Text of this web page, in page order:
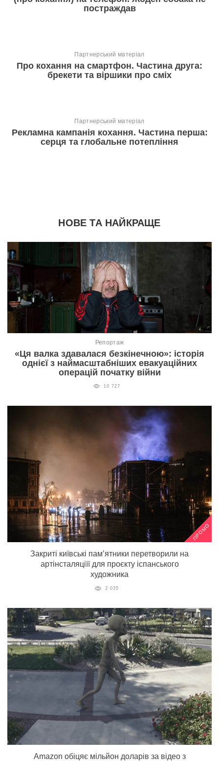
постраждав
Партнерський матеріал
Про кохання на смартфон. Частина друга:
брекети та віршики про сміх
Партнерський матеріал
Рекламна кампанія кохання. Частина перша:
серця та глобальне потепління
НОВЕ ТА НАЙКРАЩЕ
Репортаж
«Ця валка здавалася безкінечною»: історія
однієї з наймасштабніших евакуаційних
операцій початку війни
10 727
ПРОМО
Закриті київські пам’ятники перетворили на
артінсталяціїї для проєкту іспанського
художника
2 035
Amazon обіцяє мільйон доларів за відео з